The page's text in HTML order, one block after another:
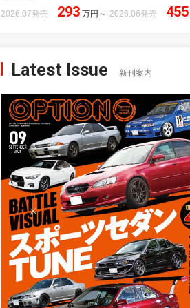
2026.07発売 293 万円 ～ 2026.06発売 455
Latest Issue 新刊案内